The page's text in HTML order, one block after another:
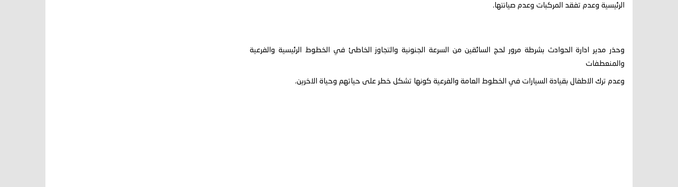
الرئيسية وعدم تفقد المركبات وعدم صيانتها.
وحذر مدير ادارة الحوادث بشرطة مرور لحج السائقين من السرعة الجنونية والتجاوز الخاطئ في الخطوط الرئيسية والفرعية
والمنعطفات
وعدم ترك الاطفال بقيادة السيارات في الخطوط العامة والفرعية كونها تشكل خطر على حياتهم وحياة الاخرين.